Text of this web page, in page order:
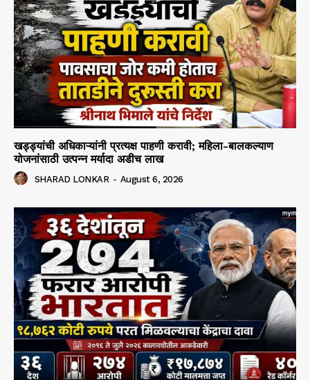
खड्ड्यांची अधिकाऱ्यांनी प्रत्यक्ष पाहणी करावी; महिला-बालकल्याण
योजनांसाठी उत्पन्न मर्यादा अडीच लाख
SHARAD LONKAR - August 6, 2026